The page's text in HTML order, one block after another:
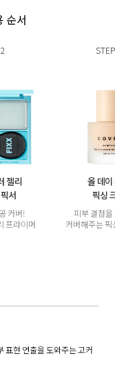
순서
2
젤리
서
커버!
프라이머
STEP
올 데
픽싱
피부 결점
커버해주는 픽
표현 연출을 도와주는 고커